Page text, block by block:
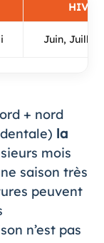
HIVER
Juin, Juillet,
+ nord
la
mois
saison très
peuvent
n’est pas